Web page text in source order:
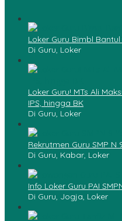
Loker Guru Bimbl
Di Guru, Loker
Loker Guru! MTs Ali
IPS, hingga BK
Di Guru, Loker
Rekrutmen Guru SMP
Di Guru, Kabar, Loker
Info Loker Guru PAI
Di Guru, Jogja, Loker